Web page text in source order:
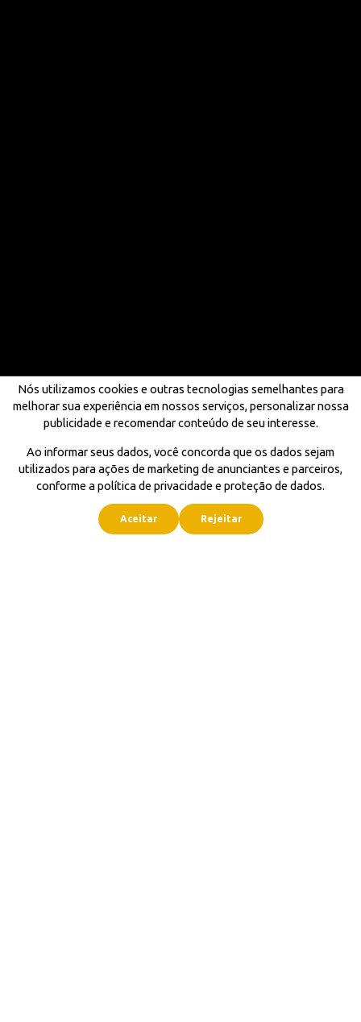
Nós utilizamos cookies e outras tecnologias semelhantes para
melhorar sua experiência em nossos serviços, personalizar nossa
publicidade e recomendar conteúdo de seu interesse.
Ao informar seus dados, você concorda que os dados sejam
utilizados para ações de marketing de anunciantes e parceiros,
conforme a política de privacidade e proteção de dados.
Aceitar Rejeitar